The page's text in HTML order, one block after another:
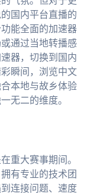
国内平台直播的
能全面的加速器
通过当地转播感
器，切换到国内
瞬间，浏览中文
本地与故乡体验
无二的维度。
重大赛事期间。
有专业的技术团
连接问题、速度